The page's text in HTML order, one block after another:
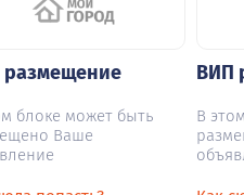
блоке может быть
Ваше
ВИП
В